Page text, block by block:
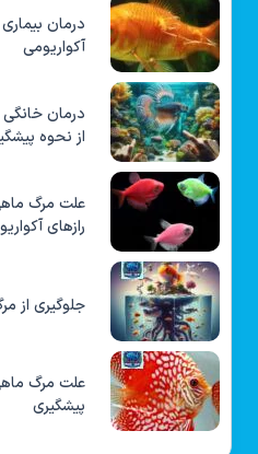
درمان
آکواریومی
درمان
از نحوه
علت مرگ
رازهای
جلوگیری از
علت مرگ
پیشگیری